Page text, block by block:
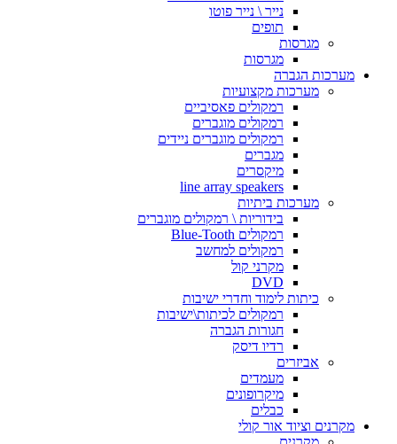
נייר \ נייר פוטו
תופים
מגרסות
מגרסות
מערכות הגברה
מערכות מקצועיות
רמקולים פאסיביים
רמקולים מוגברים
רמקולים מוגברים ניידים
מגברים
מיקסרים
line array speakers
מערכות ביתיות
בידוריות \ רמקולים מוגברים
רמקולים Blue-Tooth
רמקולים למחשב
מקרני קול
DVD
כיתות לימוד וחדרי ישיבות
רמקולים לכיתות\ישיבות
חגורות הגברה
רדיו דיסק
אביזרים
מעמדים
מיקרופונים
כבלים
מקרנים וציוד אור קולי